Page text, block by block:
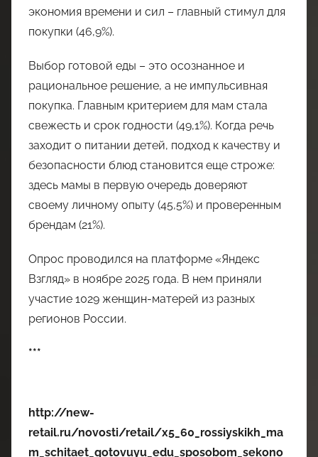
экономия времени и сил – главный стимул для
покупки (46,9%).
Выбор готовой еды – это осознанное и
рациональное решение, а не импульсивная
покупка. Главным критерием для мам стала
свежесть и срок годности (49,1%). Когда речь
заходит о питании детей, подход к качеству и
безопасности блюд становится еще строже:
здесь мамы в первую очередь доверяют
своему личному опыту (45,5%) и проверенным
брендам (21%).
Опрос проводился на платформе «Яндекс
Взгляд» в ноябре 2025 года. В нем приняли
участие 1029 женщин-матерей из разных
регионов России.
***
http://new-
retail.ru/novosti/retail/x5_60_rossiyskikh_ma
m_schitaet_gotovuyu_edu_sposobom_sekono